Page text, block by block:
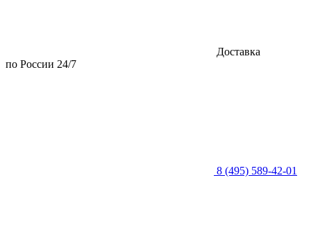
Доставка
по России 24/7
8 (495) 589-42-01